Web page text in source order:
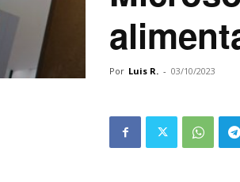
Por Luis R. - 03/10/2023